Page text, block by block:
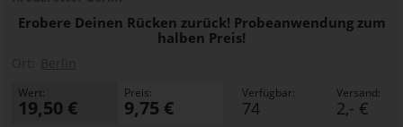
Erobere Deinen Rücken zurück! Probeanwendung zum
halben Preis!
Wert:
19,50 €
Preis:
9,75 €
Verfügbar:
74
Versand:
2,- €